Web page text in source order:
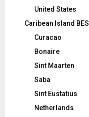
United States
Caribean Island BES
Curacao
Bonaire
Sint Maarten
Saba
Sint Eustatius
Netherlands